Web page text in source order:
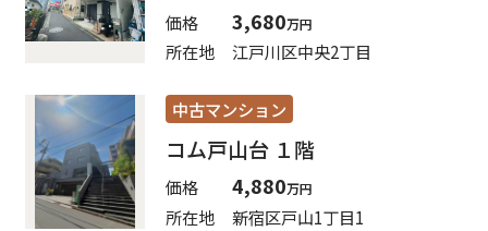
価格 3,680万円
所在地 江戸川区中央2丁目
中古マンション
コム戸山台 １階
価格 4,880万円
所在地 新宿区⼾⼭1丁目1